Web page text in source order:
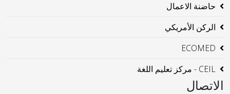
حاضنة الاعمال
الركن الأمريكي
ECOMED
CEIL - مركز تعليم اللغة
الاتصال